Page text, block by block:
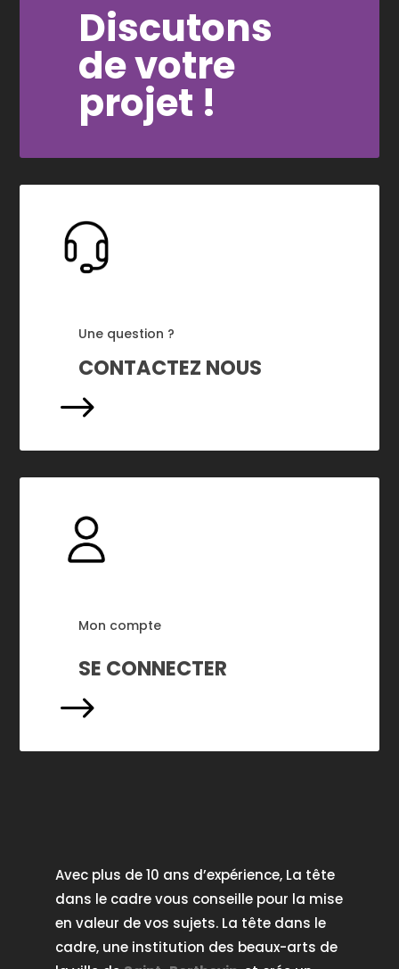
Discutons
de votre
projet !
Une question ?
CONTACTEZ NOUS
$
Mon compte
SE CONNECTER
$
Avec plus de 10 ans d’expérience, La tête
dans le cadre vous conseille pour la mise
en valeur de vos sujets. La tête dans le
cadre, une institution des beaux-arts de